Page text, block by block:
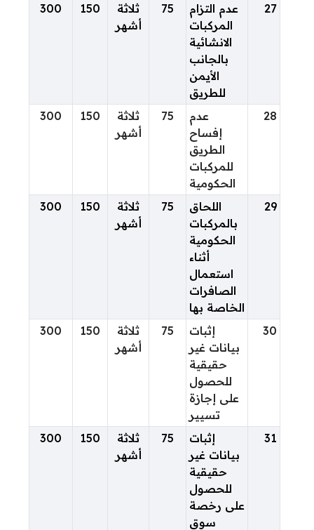
27
عدم التزام
المركبات
الانشائية
بالجانب
الأيمن
للطريق
75
ثلاثة
أشهر
150
300
28
عدم
إفساح
الطريق
للمركبات
الحكومية
75
ثلاثة
أشهر
150
300
29
اللحاق
بالمركبات
الحكومية
أثناء
استعمال
الصافرات
الخاصة بها
75
ثلاثة
أشهر
150
300
30
إثبات
بيانات غير
حقيقية
للحصول
على إجازة
تسيير
75
ثلاثة
أشهر
150
300
31
إثبات
بيانات غير
حقيقية
للحصول
على رخصة
سوق
75
ثلاثة
أشهر
150
300